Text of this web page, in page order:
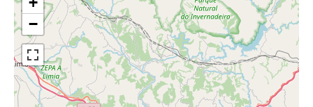
−